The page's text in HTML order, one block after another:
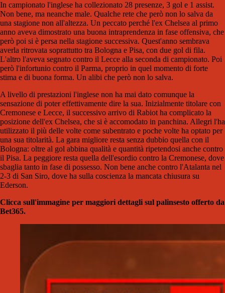
In campionato l'inglese ha collezionato 28 presenze, 3 gol e 1 assist.
Non bene, ma neanche male. Qualche rete che però non lo salva da
una stagione non all'altezza. Un peccato perché l'ex Chelsea al primo
anno aveva dimostrato una buona intraprendenza in fase offensiva, che
però poi si è persa nella stagione successiva. Quest'anno sembrava
averla ritrovata soprattutto tra Bologna e Pisa, con due gol di fila.
L'altro l'aveva segnato contro il Lecce alla seconda di campionato. Poi
però l'infortunio contro il Parma, proprio in quel momento di forte
stima e di buona forma. Un alibi che però non lo salva.
A livello di prestazioni l'inglese non ha mai dato comunque la
sensazione di poter effettivamente dire la sua. Inizialmente titolare con
Cremonese e Lecce, il successivo arrivo di Rabiot ha complicato la
posizione dell'ex Chelsea, che si è accomodato in panchina. Allegri l'ha
utilizzato il più delle volte come subentrato e poche volte ha optato per
una sua titolarità. La gara migliore resta senza dubbio quella con il
Bologna: oltre al gol abbina qualità e quantità ripetendosi anche contro
il Pisa. La peggiore resta quella dell'esordio contro la Cremonese, dove
sbaglia tanto in fase di possesso. Non bene anche contro l'Atalanta nel
2-3 di San Siro, dove ha sulla coscienza la mancata chiusura su
Ederson.
Clicca sull'immagine per maggiori dettagli sul palinsesto offerto da
Bet365.